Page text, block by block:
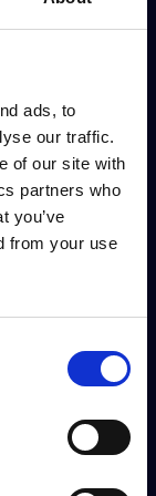
ads, to
our traffic.
of our site with
partners who
you’ve
from your use
visning,